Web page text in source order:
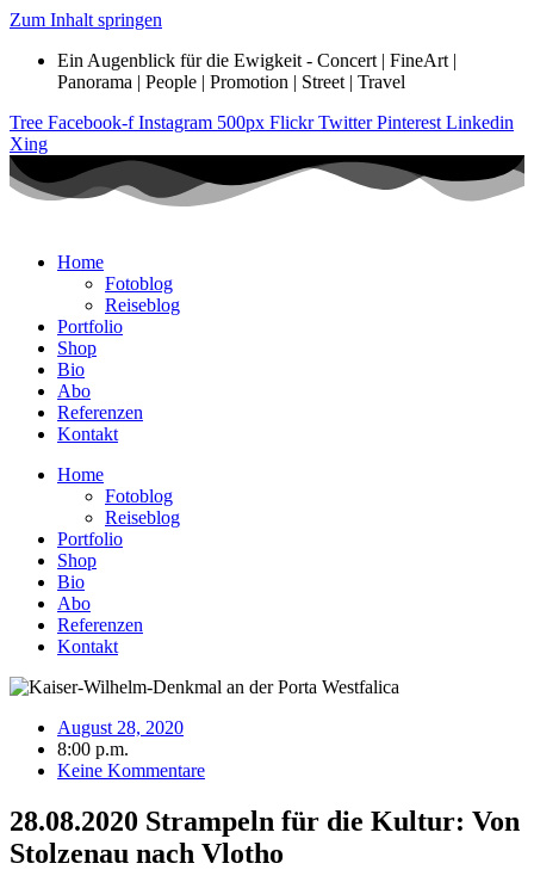
Zum Inhalt springen
Ein Augenblick für die Ewigkeit - Concert | FineArt |
Panorama | People | Promotion | Street | Travel
Tree Facebook-f Instagram 500px Flickr Twitter Pinterest Linkedin
Xing
Home
Fotoblog
Reiseblog
Portfolio
Shop
Bio
Abo
Referenzen
Kontakt
Home
Fotoblog
Reiseblog
Portfolio
Shop
Bio
Abo
Referenzen
Kontakt
August 28, 2020
8:00 p.m.
Keine Kommentare
28.08.2020 Strampeln für die Kultur: Von
Stolzenau nach Vlotho